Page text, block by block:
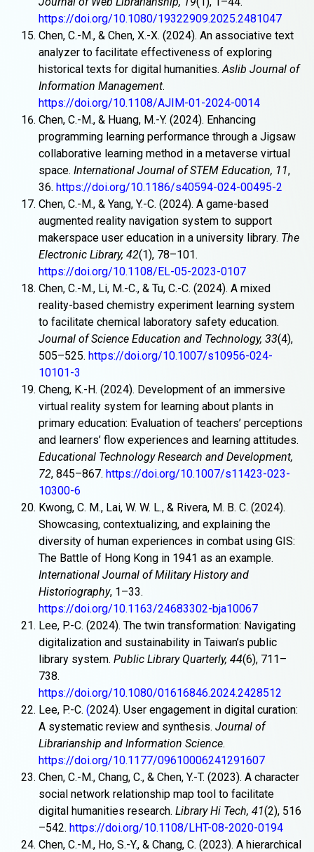
https://doi.org/10.1080/19322909.2025.2481047
Chen, C.-M., & Chen, X.-X. (2024). An associative text
analyzer to facilitate effectiveness of exploring
historical texts for digital humanities. Aslib Journal of
Information Management.
https://doi.org/10.1108/AJIM-01-2024-0014
Chen, C.-M., & Huang, M.-Y. (2024). Enhancing
programming learning performance through a Jigsaw
collaborative learning method in a metaverse virtual
space. International Journal of STEM Education, 11,
36. https://doi.org/10.1186/s40594-024-00495-2
Chen, C.-M., & Yang, Y.-C. (2024). A game-based
augmented reality navigation system to support
makerspace user education in a university library. The
Electronic Library, 42(1), 78–101.
https://doi.org/10.1108/EL-05-2023-0107
Chen, C.-M., Li, M.-C., & Tu, C.-C. (2024). A mixed
reality-based chemistry experiment learning system
to facilitate chemical laboratory safety education.
Journal of Science Education and Technology, 33(4),
505–525. https://doi.org/10.1007/s10956-024-
10101-3
Cheng, K.-H. (2024). Development of an immersive
virtual reality system for learning about plants in
primary education: Evaluation of teachers’ perceptions
and learners’ flow experiences and learning attitudes.
Educational Technology Research and Development,
72, 845–867. https://doi.org/10.1007/s11423-023-
10300-6
Kwong, C. M., Lai, W. W. L., & Rivera, M. B. C. (2024).
Showcasing, contextualizing, and explaining the
diversity of human experiences in combat using GIS:
The Battle of Hong Kong in 1941 as an example.
International Journal of Military History and
Historiography, 1–33.
https://doi.org/10.1163/24683302-bja10067
Lee, P.-C. (2024). The twin transformation: Navigating
digitalization and sustainability in Taiwan’s public
library system. Public Library Quarterly, 44(6), 711–
738.
https://doi.org/10.1080/01616846.2024.2428512
Lee, P.-C. (2024). User engagement in digital curation:
A systematic review and synthesis. Journal of
Librarianship and Information Science.
https://doi.org/10.1177/09610006241291607
Chen, C.-M., Chang, C., & Chen, Y.-T. (2023). A character
social network relationship map tool to facilitate
digital humanities research. Library Hi Tech, 41(2), 516
–542. https://doi.org/10.1108/LHT-08-2020-0194
Chen, C.-M., Ho, S.-Y., & Chang, C. (2023). A hierarchical